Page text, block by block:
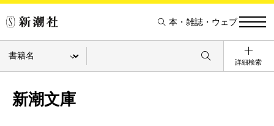
本・雑誌・ウェブ
詳細検索
新潮文庫